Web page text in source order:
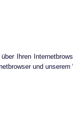
Ihren
und